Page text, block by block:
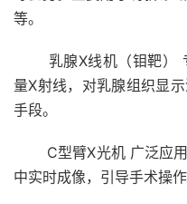
等。
乳腺X线机（钼靶）
量X射线，对乳腺组织显
手段。
C型臂X光机 广泛应用
中实时成像，引导手术操作